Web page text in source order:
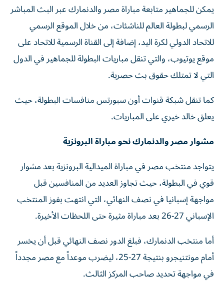
يمكن للجماهير متابعة مباراة مصر والدنمارك عبر البث المباشر
الرسمي لبطولة العالم للناشئات، من خلال الموقع الرسمي
للاتحاد الدولي لكرة اليد، إضافة إلى القناة الرسمية للاتحاد على
موقع يوتيوب، والتي تنقل مباريات البطولة للجماهير في الدول
التي لا تمتلك حقوق بث حصرية.
كما تنقل شبكة قنوات أون سبورتس منافسات البطولة، حيث
يعلق خالد خيري على المباريات.
مشوار مصر والدنمارك نحو مباراة البرونزية
يتواجد منتخب مصر في مباراة الميدالية البرونزية بعد مشوار
قوي في البطولة، حيث تجاوز العديد من المنافسين قبل
مواجهة إسبانيا في نصف النهائي، التي انتهت بفوز المنتخب
الإسباني 27-26 بعد مباراة مثيرة حتى اللحظات الأخيرة.
أما منتخب الدنمارك، فبلغ الدور نصف النهائي قبل أن يخسر
أمام مونتنيجرو بنتيجة 27-25، ليضرب موعداً مع مصر مجدداً
في مواجهة تحديد صاحب المركز الثالث.